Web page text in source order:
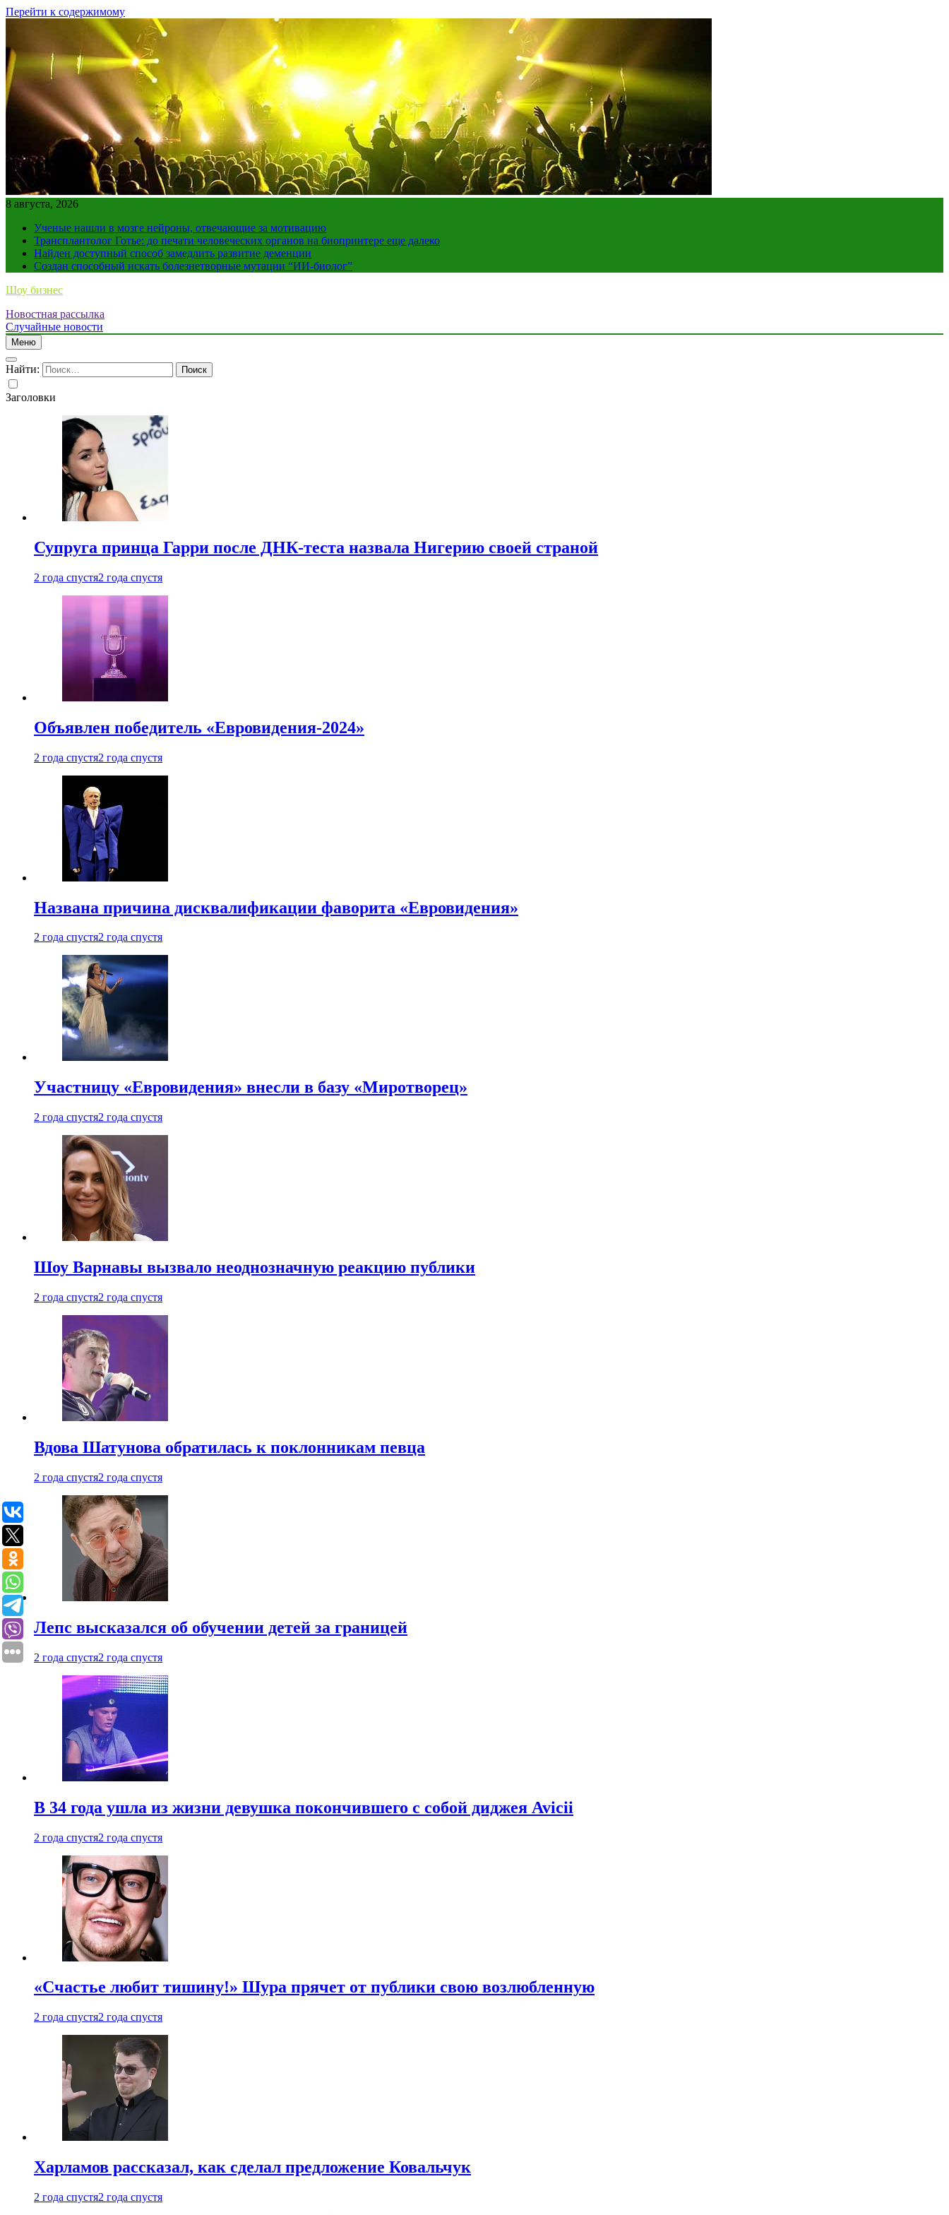
Перейти к содержимому
8 августа, 2026
Ученые нашли в мозге нейроны, отвечающие за мотивацию
Трансплантолог Готье: до печати человеческих органов на биопринтере еще далеко
Найден доступный способ замедлить развитие деменции
Создан способный искать болезнетворные мутации “ИИ-биолог”
Шоу бизнес
Новостная рассылка
Случайные новости
Меню
Найти:
Заголовки
Супруга принца Гарри после ДНК-теста назвала Нигерию своей страной
2 года спустя2 года спустя
Объявлен победитель «Евровидения-2024»
2 года спустя2 года спустя
Названа причина дисквалификации фаворита «Евровидения»
2 года спустя2 года спустя
Участницу «Евровидения» внесли в базу «Миротворец»
2 года спустя2 года спустя
Шоу Варнавы вызвало неоднозначную реакцию публики
2 года спустя2 года спустя
Вдова Шатунова обратилась к поклонникам певца
2 года спустя2 года спустя
Лепс высказался об обучении детей за границей
2 года спустя2 года спустя
В 34 года ушла из жизни девушка покончившего с собой диджея Avicii
2 года спустя2 года спустя
«Счастье любит тишину!» Шура прячет от публики свою возлюбленную
2 года спустя2 года спустя
Харламов рассказал, как сделал предложение Ковальчук
2 года спустя2 года спустя